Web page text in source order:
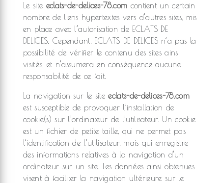
Le site eclats-de-delices-78.com contient un certain
nombre de liens hypertextes vers d’autres sites, mis
en place avec l’autorisation de ECLATS DE
DELICES. Cependant, ECLATS DE DELICES n’a pas la
possibilité de vérifier le contenu des sites ainsi
visités, et n’assumera en conséquence aucune
responsabilité de ce fait.
La navigation sur le siteeclats-de-delices-78.com
est susceptible de provoquer l’installation de
cookie(s) sur l’ordinateur de l’utilisateur. Un cookie
est un fichier de petite taille, qui ne permet pas
l’identification de l’utilisateur, mais qui enregistre
des informations relatives à la navigation d’un
ordinateur sur un site. Les données ainsi obtenues
visent à faciliter la navigation ultérieure sur le